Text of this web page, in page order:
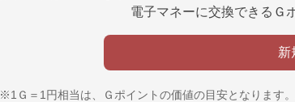
電子マネーに交換できるＧ
新
※1Ｇ＝1円相当は、Ｇポイントの価値の目安となります